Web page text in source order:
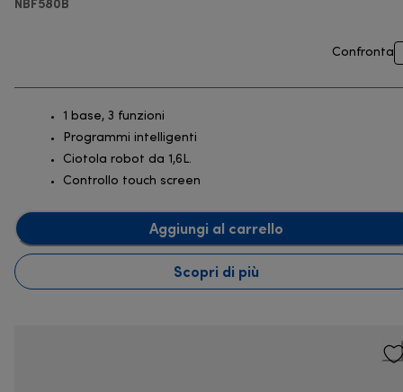
NBF580B
Confronta
1 base, 3 funzioni
Programmi intelligenti
Ciotola robot da 1,6L.
Controllo touch screen
Aggiungi al carrello
Scopri di più